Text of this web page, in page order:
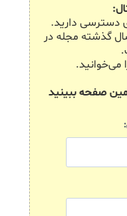
دسترسی دارید.
گذشته مجله در
می‌خوانید.
صفحه ببینید